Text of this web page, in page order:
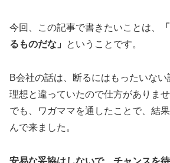
今回、この記事で書きたいことは、
るものだな」
ということです。
B会社の話は、断るにはもったいな
理想と違っていたので仕方がありませ
でも、ワガママを通したことで、結
んで来ました。
安易な妥協はしないで、チャンスを